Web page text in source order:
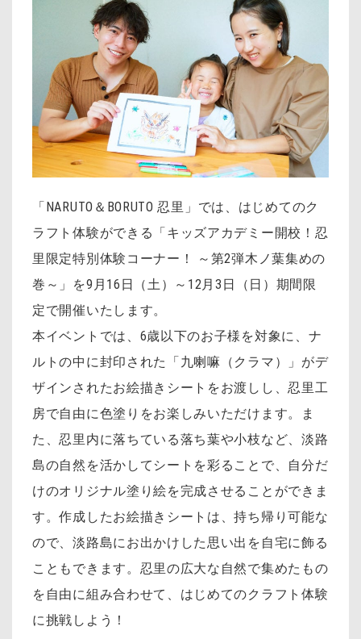
「NARUTO＆BORUTO 忍里」では、はじめてのク
ラフト体験ができる「キッズアカデミー開校！忍
里限定特別体験コーナー！ ～第2弾木ノ葉集めの
巻～」を9月16日（土）～12月3日（日）期間限
定で開催いたします。
本イベントでは、6歳以下のお子様を対象に、ナ
ルトの中に封印された「九喇嘛（クラマ）」がデ
ザインされたお絵描きシートをお渡しし、忍里工
房で自由に色塗りをお楽しみいただけます。ま
た、忍里内に落ちている落ち葉や小枝など、淡路
島の自然を活かしてシートを彩ることで、自分だ
けのオリジナル塗り絵を完成させることができま
す。作成したお絵描きシートは、持ち帰り可能な
ので、淡路島にお出かけした思い出を自宅に飾る
こともできます。忍里の広大な自然で集めたもの
を自由に組み合わせて、はじめてのクラフト体験
に挑戦しよう！